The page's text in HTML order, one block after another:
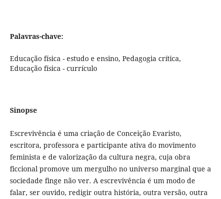
Palavras-chave:
Educação física - estudo e ensino, Pedagogia crítica,
Educação física - currículo
Sinopse
Escrevivência é uma criação de Conceição Evaristo,
escritora, professora e participante ativa do movimento
feminista e de valorização da cultura negra, cuja obra
ficcional promove um mergulho no universo marginal que a
sociedade finge não ver. A escrevivência é um modo de
falar, ser ouvido, redigir outra história, outra versão, outra